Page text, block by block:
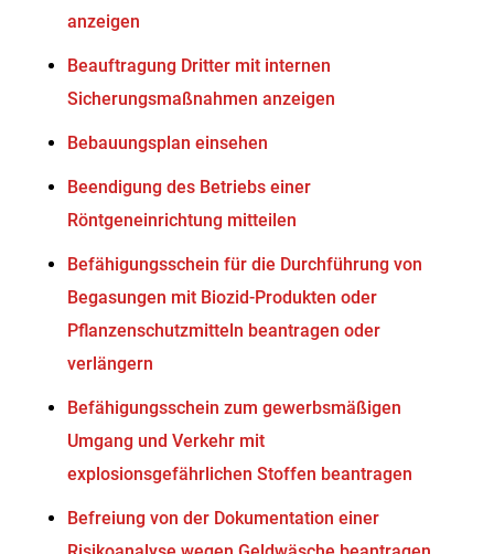
anzeigen
Beauftragung Dritter mit internen
Sicherungsmaßnahmen anzeigen
Bebauungsplan einsehen
Beendigung des Betriebs einer
Röntgeneinrichtung mitteilen
Befähigungsschein für die Durchführung von
Begasungen mit Biozid-Produkten oder
Pflanzenschutzmitteln beantragen oder
verlängern
Befähigungsschein zum gewerbsmäßigen
Umgang und Verkehr mit
explosionsgefährlichen Stoffen beantragen
Befreiung von der Dokumentation einer